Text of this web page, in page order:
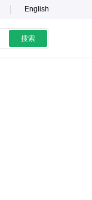
English
搜索